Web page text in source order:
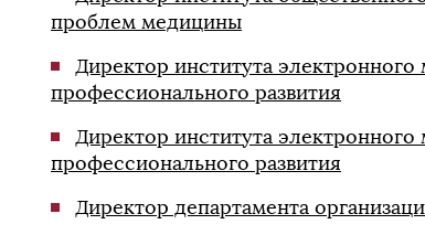
проблем медицины
Директор института
профессионального развития
Директор института
профессионального развития
Директор департамента